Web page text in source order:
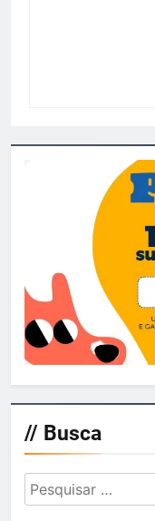
// Busca
Pesquisar
por: